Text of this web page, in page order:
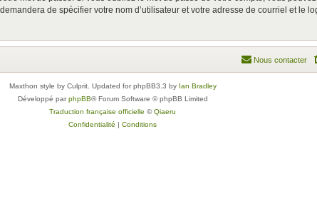
de spécifier votre nom d’utilisateur et votre adresse de courriel et le
Nous contacter
Maxthon style by Culprit. Updated for phpBB3.3 by Ian Bradley
Développé parphpBB® Forum Software © phpBB Limited
Traduction française officielle ©Qiaeru
Confidentialité | Conditions